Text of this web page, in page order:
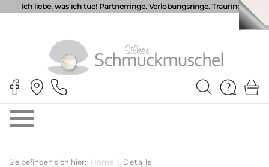
Ich liebe, was ich tue! Partnerringe. Verlobungsringe. Trauringe.
Sie befinden sich hier: Home | Details